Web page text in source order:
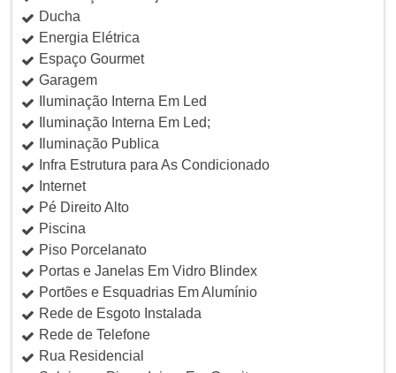
Ducha
Energia Elétrica
Espaço Gourmet
Garagem
Iluminação Interna Em Led
Iluminação Interna Em Led;
Iluminação Publica
Infra Estrutura para As Condicionado
Internet
Pé Direito Alto
Piscina
Piso Porcelanato
Portas e Janelas Em Vidro Blindex
Portões e Esquadrias Em Alumínio
Rede de Esgoto Instalada
Rede de Telefone
Rua Residencial